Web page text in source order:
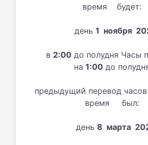
время будет:
день 1 ноября
в 2:00 до полудня Часы
на 1:00 до
предыдущий перевод
время был:
день 8 марта